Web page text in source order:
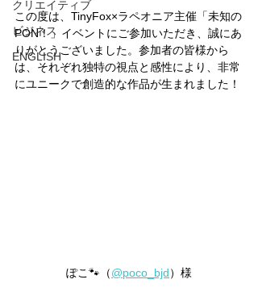
クリエイティブ
ビジネス
ENGLISH
この度は、TinyFox×ラペオニア主催「未知の
PON！」イベントにご参加いただき、誠にあ
りがとうございました。参加者の皆様から
は、それぞれ独特の視点と感性により、非常
にユニークで創造的な作品が生まれました！
ぽこ🐾（@poco_bjd）様